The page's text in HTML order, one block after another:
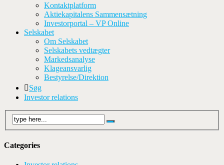
Kontaktplatform
Aktiekapitalens Sammensætning
Investorportal – VP Online
Selskabet
Om Selskabet
Selskabets vedtægter
Markedsanalyse
Klageansvarlig
Bestyrelse/Direktion
Søg
Investor relations
Categories